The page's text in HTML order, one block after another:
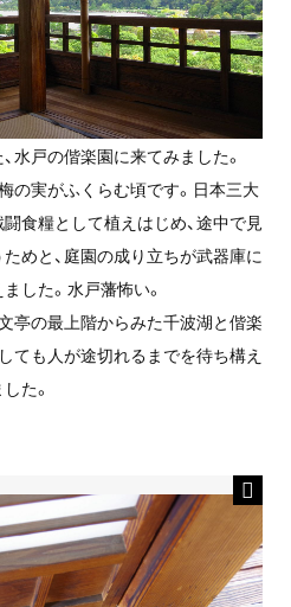
水戸の偕楽園に来てみました。
の実がふくらむ頃です。日本三大
食糧として植えはじめ、途中で見
めと、庭園の成り立ちが武器庫に
した。水戸藩怖い。
亭の最上階からみた千波湖と偕楽
ても人が途切れるまでを待ち構え
た。